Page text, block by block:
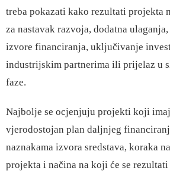
treba pokazati kako rezultati projekta
za nastavak razvoja, dodatna
izvore financiranja, uključivanje
industrijskim partnerima ili prijelaz u
faze.
Najbolje se ocjenjuju projekti koji
vjerodostojan plan daljnjeg
naznakama izvora sredstava, koraka
projekta i načina na koji će se